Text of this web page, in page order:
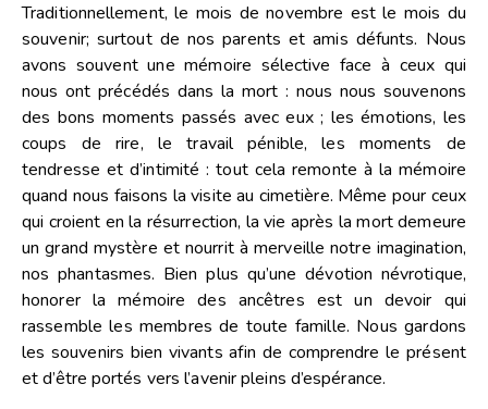
Traditionnellement, le mois de novembre est le mois du
souvenir; surtout de nos parents et amis défunts. Nous
avons souvent une mémoire sélective face à ceux qui
nous ont précédés dans la mort : nous nous souvenons
des bons moments passés avec eux ; les émotions, les
coups de rire, le travail pénible, les moments de
tendresse et d’intimité : tout cela remonte à la mémoire
quand nous faisons la visite au cimetière. Même pour ceux
qui croient en la résurrection, la vie après la mort demeure
un grand mystère et nourrit à merveille notre imagination,
nos phantasmes. Bien plus qu’une dévotion névrotique,
honorer la mémoire des ancêtres est un devoir qui
rassemble les membres de toute famille. Nous gardons
les souvenirs bien vivants afin de comprendre le présent
et d’être portés vers l’avenir pleins d’espérance.